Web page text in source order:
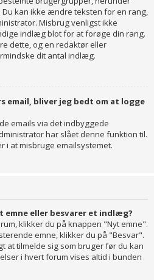
kan ikke ændre teksten for en rang,
Misbrug venligst ikke
indlæg blot for at forøge din rang.
dette, og en redaktør eller
dit antal indlæg.
email, bliver jeg bedt om at logge
emails via det indbyggede
har slået denne funktion til.
at misbruge emailsystemet.
eller besvarer et indlæg?
klikker du på knappen "Nyt emne".
emne, klikker du på "Besvar".
at tilmelde sig som bruger før du kan
i hvert forum vises altid i bunden